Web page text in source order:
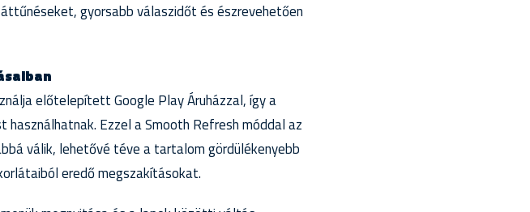
gyorsabb válaszidőt és észrevehetően
előtelepített Google Play Áruházzal, így a
Ezzel a Smooth Refresh móddal az
válik, lehetővé téve a tartalom gördülékenyebb
eredő megszakításokat.